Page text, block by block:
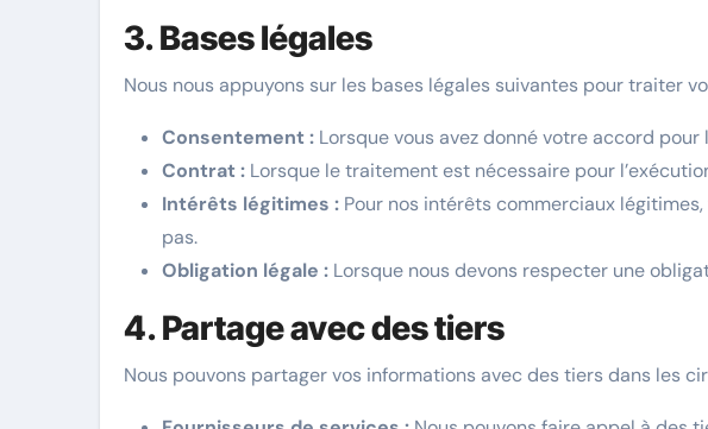
3. Bases légales
Nous nous appuyons sur les bases légales suivantes pour traiter
Consentement : Lorsque vous avez donné votre accord
Contrat : Lorsque le traitement est nécessaire pour
Intérêts légitimes : Pour nos intérêts commerciaux
pas.
Obligation légale : Lorsque nous devons respecter une
4. Partage avec des tiers
Nous pouvons partager vos informations avec des tiers dans les